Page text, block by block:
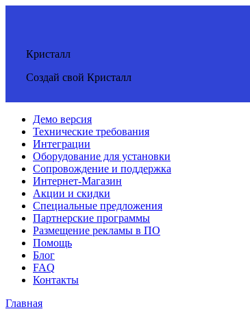
Кристалл
Создай свой Кристалл
Демо версия
Технические требования
Интеграции
Оборудование для установки
Сопровождение и поддержка
Интернет-Магазин
Акции и скидки
Специальные предложения
Партнерские программы
Размещение рекламы в ПО
Помощь
Блог
FAQ
Контакты
Главная